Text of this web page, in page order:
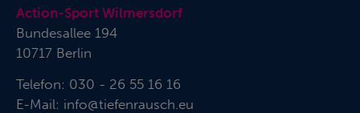
Action-Sport Wilmersdorf
Bundesallee 194
10717 Berlin
Telefon: 030 - 26 55 16 16
E-Mail: info@tiefenrausch.eu